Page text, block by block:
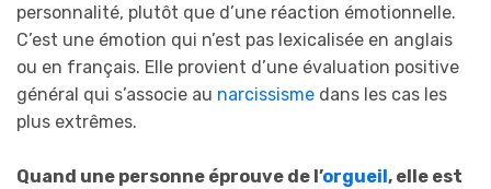
personnalité, plutôt que d’une réaction émotionnelle.
C’est une émotion qui n’est pas lexicalisée en anglais
ou en français. Elle provient d’une évaluation positive
général qui s’associe au narcissisme dans les cas les
plus extrêmes.
Quand une personne éprouve de l’orgueil, elle est